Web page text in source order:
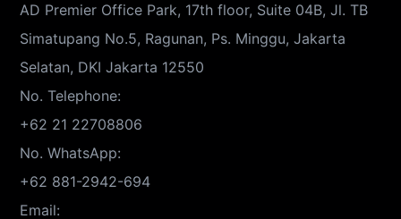
AD Premier Office Park, 17th floor, Suite 04B, Jl. TB
Simatupang No.5, Ragunan, Ps. Minggu, Jakarta
Selatan, DKI Jakarta 12550
No. Telephone:
+62 21 22708806
No. WhatsApp:
+62 881-2942-694
Email: